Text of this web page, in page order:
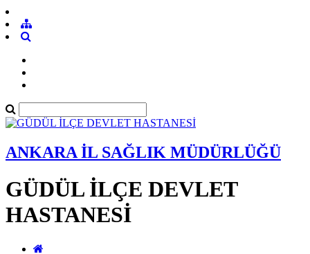
ANKARA İL SAĞLIK MÜDÜRLÜĞÜ
GÜDÜL İLÇE DEVLET
HASTANESİ